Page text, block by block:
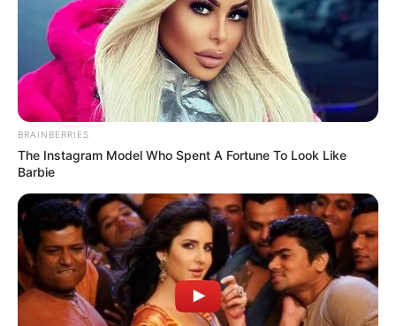
BRAINBERRIES
The Instagram Model Who Spent A Fortune To Look Like
Barbie